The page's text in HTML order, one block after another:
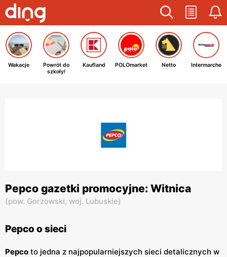
Wakacje
Powrót do
szkoły!
Kaufland POLOmarket Netto Intermarche
Pepco gazetki promocyjne: Witnica
(pow. Gorzowski, woj. Lubuskie)
Pepco o sieci
Pepco to jedna z najpopularniejszych sieci detalicznych w